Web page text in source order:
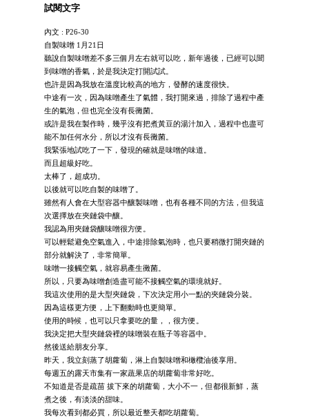
試閱文字
內文 : P26-30
自製味噌 1月21日
聽說自製味噌差不多三個月左右就可以吃，新年過後，已經可以聞
到味噌的香氣，於是我決定打開試試。
也許是因為我放在溫度比較高的地方，發酵的速度很快。
中途有一次，因為味噌產生了氣體，我打開來過，排除了過程中產
生的氣泡，但也完全沒有長黴菌。
或許是我在製作時，幾乎沒有把煮黃豆的湯汁加入，過程中也盡可
能不加任何水分，所以才沒有長黴菌。
我緊張地試吃了一下，發現的確就是味噌的味道。
而且超級好吃。
太棒了，超成功。
以後就可以吃自製的味噌了。
雖然有人會在大型容器中釀製味噌，也有各種不同的方法，但我這
次選擇放在夾鏈袋中釀。
我認為用夾鏈袋釀味噌很方便。
可以輕鬆避免空氣進入，中途排除氣泡時，也只要稍微打開夾鏈的
部分就解決了，非常簡單。
味噌一接觸空氣，就容易產生黴菌。
所以，只要為味噌創造盡可能不接觸空氣的環境就好。
我這次使用的是大型夾鏈袋，下次決定用小一點的夾鏈袋分裝。
因為這樣更方便，上下翻動時也更簡單。
使用的時候，也可以只拿要吃的量，，很方便。
我決定把大型夾鏈袋裡的味噌裝在瓶子等容器中。
然後送給朋友分享。
昨天，我立刻蒸了胡蘿蔔，淋上自製味噌和橄欖油後享用。
每週五的露天市集有一家蔬果店的胡蘿蔔非常好吃。
不知道是否是疏苗 拔下來的胡蘿蔔，大小不一，但都很新鮮，蒸
煮之後，有淡淡的甜味。
我每次看到都必買，所以最近整天都吃胡蘿蔔。